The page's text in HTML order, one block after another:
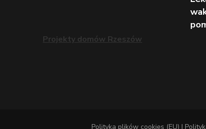
Projekty domów Rzeszów
Polityka plików cookies (EU) |